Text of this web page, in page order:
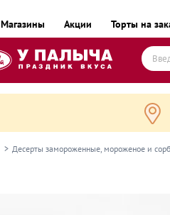
Магазины Акции Торты на
Десерты замороженные, мороженое и